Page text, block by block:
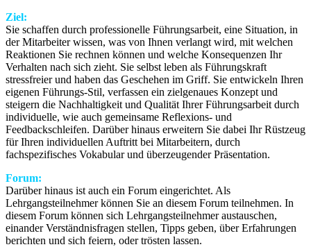
Ziel:
Sie schaffen durch professionelle Führungsarbeit, eine Situation, in
der Mitarbeiter wissen, was von Ihnen verlangt wird, mit welchen
Reaktionen Sie rechnen können und welche Konsequenzen Ihr
Verhalten nach sich zieht. Sie selbst leben als Führungskraft
stressfreier und haben das Geschehen im Griff. Sie entwickeln Ihren
eigenen Führungs-Stil, verfassen ein zielgenaues Konzept und
steigern die Nachhaltigkeit und Qualität Ihrer Führungsarbeit durch
individuelle, wie auch gemeinsame Reflexions- und
Feedbackschleifen. Darüber hinaus erweitern Sie dabei Ihr Rüstzeug
für Ihren individuellen Auftritt bei Mitarbeitern, durch
fachspezifisches Vokabular und überzeugender Präsentation.
Forum:
Darüber hinaus ist auch ein Forum eingerichtet. Als
Lehrgangsteilnehmer können Sie an diesem Forum teilnehmen. In
diesem Forum können sich Lehrgangsteilnehmer austauschen,
einander Verständnisfragen stellen, Tipps geben, über Erfahrungen
berichten und sich feiern, oder trösten lassen.